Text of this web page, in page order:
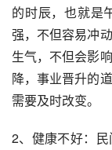
的时辰，也就是
强，不但容易冲
生气，不但会影
降，事业晋升的
需要及时改变。
2、健康不好：